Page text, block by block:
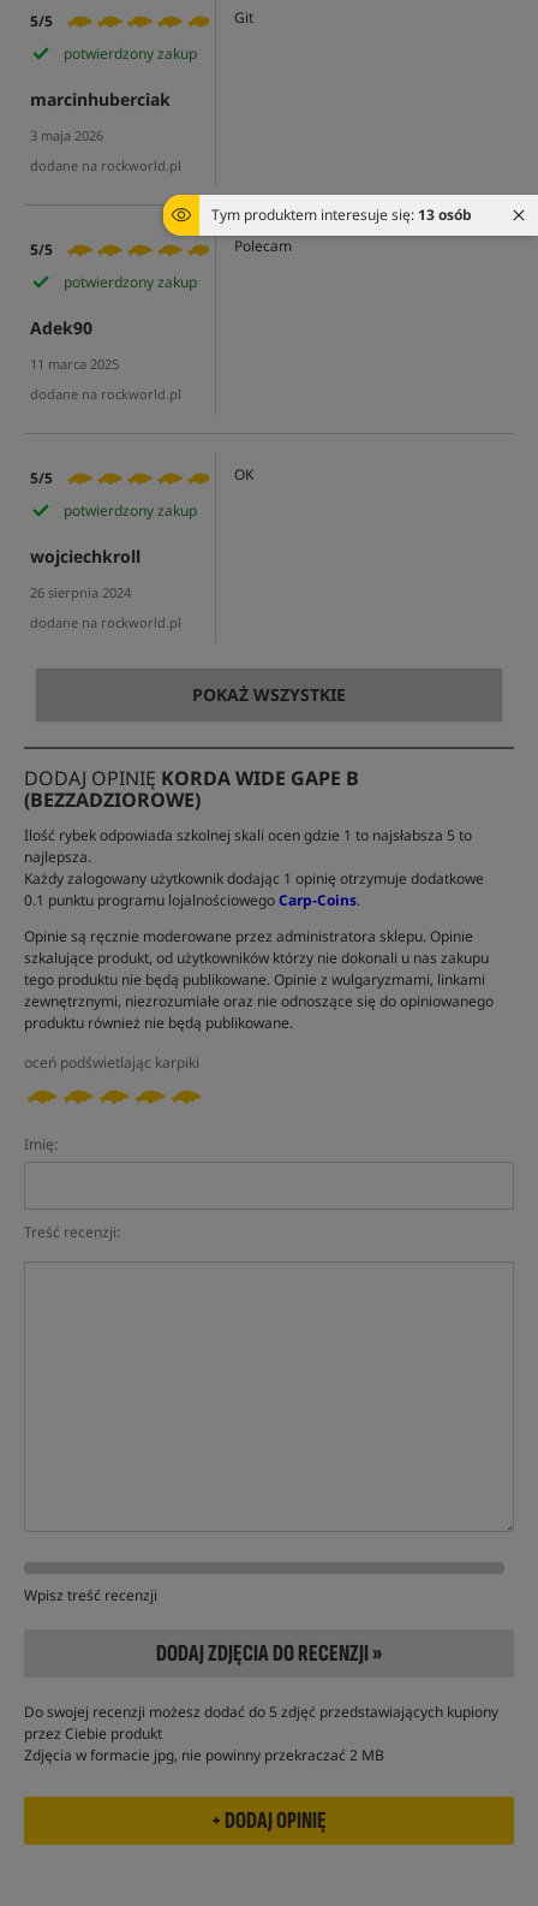
Tym produktem interesuje się: 13 osób
5/5
potwierdzony zakup
marcinhuberciak
3 maja 2026
dodane na rockworld.pl
Git
5/5
potwierdzony zakup
Adek90
11 marca 2025
dodane na rockworld.pl
Polecam
5/5
potwierdzony zakup
wojciechkroll
26 sierpnia 2024
dodane na rockworld.pl
OK
POKAŻ WSZYSTKIE
DODAJ OPINIĘ KORDA WIDE GAPE B
(BEZZADZIOROWE)
Ilość rybek odpowiada szkolnej skali ocen gdzie 1 to najsłabsza 5 to
najlepsza.
Każdy zalogowany użytkownik dodając 1 opinię otrzymuje dodatkowe
0.1 punktu programu lojalnościowegoCarp-Coins.
Opinie są ręcznie moderowane przez administratora sklepu. Opinie
szkalujące produkt, od użytkowników którzy nie dokonali u nas zakupu
tego produktu nie będą publikowane. Opinie z wulgaryzmami, linkami
zewnętrznymi, niezrozumiałe oraz nie odnoszące się do opiniowanego
produktu również nie będą publikowane.
oceń podświetlając karpiki
Imię:
Treść recenzji:
Wpisz treść recenzji
DODAJ ZDJĘCIA DO RECENZJI »
Do swojej recenzji możesz dodać do 5 zdjęć przedstawiających kupiony
przez Ciebie produkt
Zdjęcia w formacie jpg, nie powinny przekraczać 2 MB